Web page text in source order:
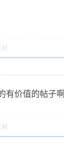
对
有价值的帖子啊
对